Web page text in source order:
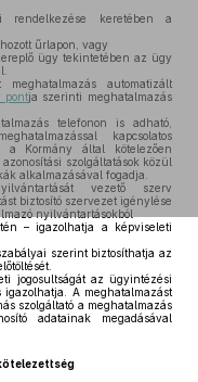
keretében a
űrlapon, vagy
ügy tekintetében az ügy
automatizált
pontja szerinti meghatalmazás
telefonon is adható,
kapcsolatos
a Kormány által kötelezően
szolgáltatások közül
alkalmazásával fogadja.
vezető szerv
biztosító szervezet igénylése
nyilvántartásokból
– igazolhatja a képviseleti
szerint biztosíthatja az
jogosultságát az ügyintézési
A meghatalmazást
szolgáltató a meghatalmazás
adatainak megadásával